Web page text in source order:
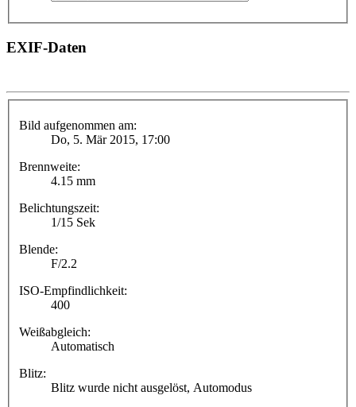
EXIF-Daten
Bild aufgenommen am:
Do, 5. Mär 2015, 17:00
Brennweite:
4.15 mm
Belichtungszeit:
1/15 Sek
Blende:
F/2.2
ISO-Empfindlichkeit:
400
Weißabgleich:
Automatisch
Blitz:
Blitz wurde nicht ausgelöst, Automodus